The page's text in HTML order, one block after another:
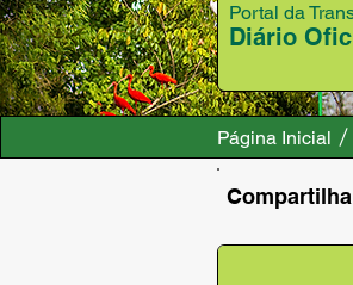
Diário
Portal da
Página Inicial